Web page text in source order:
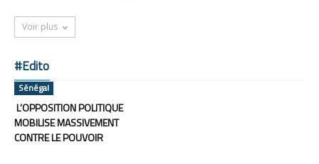
Voir plus
#Edito
Sénégal
L’OPPOSITION POLITIQUE
MOBILISE MASSIVEMENT
CONTRE LE POUVOIR